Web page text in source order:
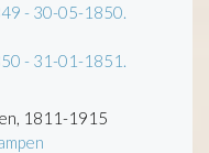
- 30-05-1850.
- 31-01-1851.
1811-1915